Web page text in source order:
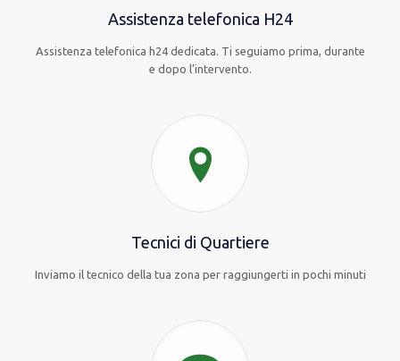
Assistenza telefonica H24
Assistenza telefonica h24 dedicata. Ti seguiamo prima, durante
e dopo l’intervento.
Tecnici di Quartiere
Inviamo il tecnico della tua zona per raggiungerti in pochi minuti